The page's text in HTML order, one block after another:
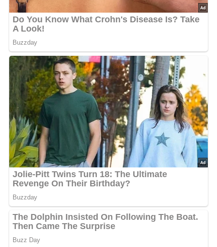
Lob, Kritik, Fragen oder Anregungen zum Rezept?
Dann hinterlasse doch bitte einen Kommentar am
Ende dieser Seite! Vergiss bitte nicht das Rezept zu
bewerten.
Zubereitung der Erbsensuppe
Erbsen einweichen: Die Erbsen waschen und
über Nacht in 1 1/2 Liter kaltem Wasser
einweichen.
Kochen
: Am nächsten Tag die eingeweichten
Erbsen mit dem Einweichwasser, vorbereitetem
Wurzelwerk (Suppengrün) und Zwiebel kalt
ansetzen und weich kochen. Nach Belieben
Speck vorbereiten: Den Speck kleinschneiden
und in einer Pfanne knusprig braten.
Servieren: Die Suppe mit dem gebräunten Speck